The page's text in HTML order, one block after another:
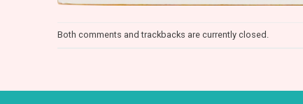
Both comments and trackbacks are currently closed.